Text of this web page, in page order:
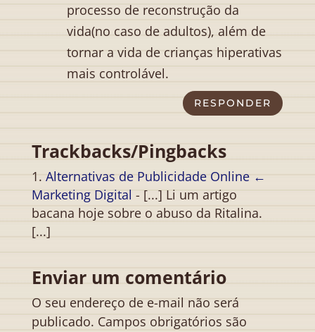
processo de reconstrução da
vida(no caso de adultos), além de
tornar a vida de crianças hiperativas
mais controlável.
RESPONDER
Trackbacks/Pingbacks
Alternativas de Publicidade Online ←
Marketing Digital - [...] Li um artigo
bacana hoje sobre o abuso da Ritalina.
[...]
Enviar um comentário
O seu endereço de e-mail não será
publicado. Campos obrigatórios são